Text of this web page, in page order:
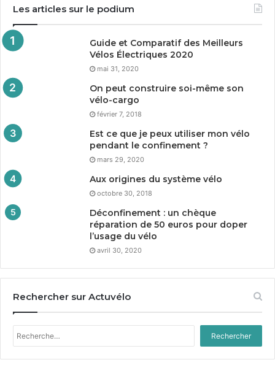
Les articles sur le podium
Guide et Comparatif des Meilleurs
Vélos Électriques 2020
mai 31, 2020
On peut construire soi-même son
vélo-cargo
février 7, 2018
Est ce que je peux utiliser mon vélo
pendant le confinement ?
mars 29, 2020
Aux origines du système vélo
octobre 30, 2018
Déconfinement : un chèque
réparation de 50 euros pour doper
l’usage du vélo
avril 30, 2020
Rechercher sur Actuvélo
Rechercher :